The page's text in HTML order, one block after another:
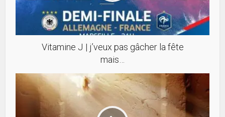
Vitamine J | j’veux pas gâcher la fête
mais…